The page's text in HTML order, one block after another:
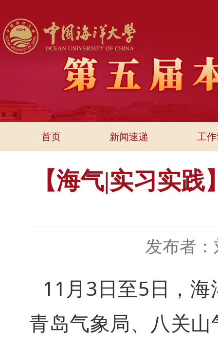
首页 新闻速递 工
【海气|实习实
发布者：
11月3日至5日，
青岛气象局、八关